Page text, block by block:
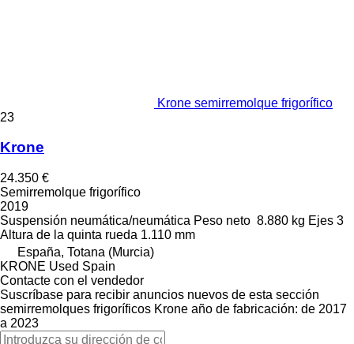
Krone semirremolque frigorífico
23
Krone
24.350 €
Semirremolque frigorífico
2019
Suspensión neumática/neumática Peso neto 8.880 kg Ejes 3
Altura de la quinta rueda 1.110 mm
España, Totana (Murcia)
KRONE Used Spain
Contacte con el vendedor
Suscríbase para recibir anuncios nuevos de esta sección
semirremolques frigoríficos Krone año de fabricación: de 2017
a 2023